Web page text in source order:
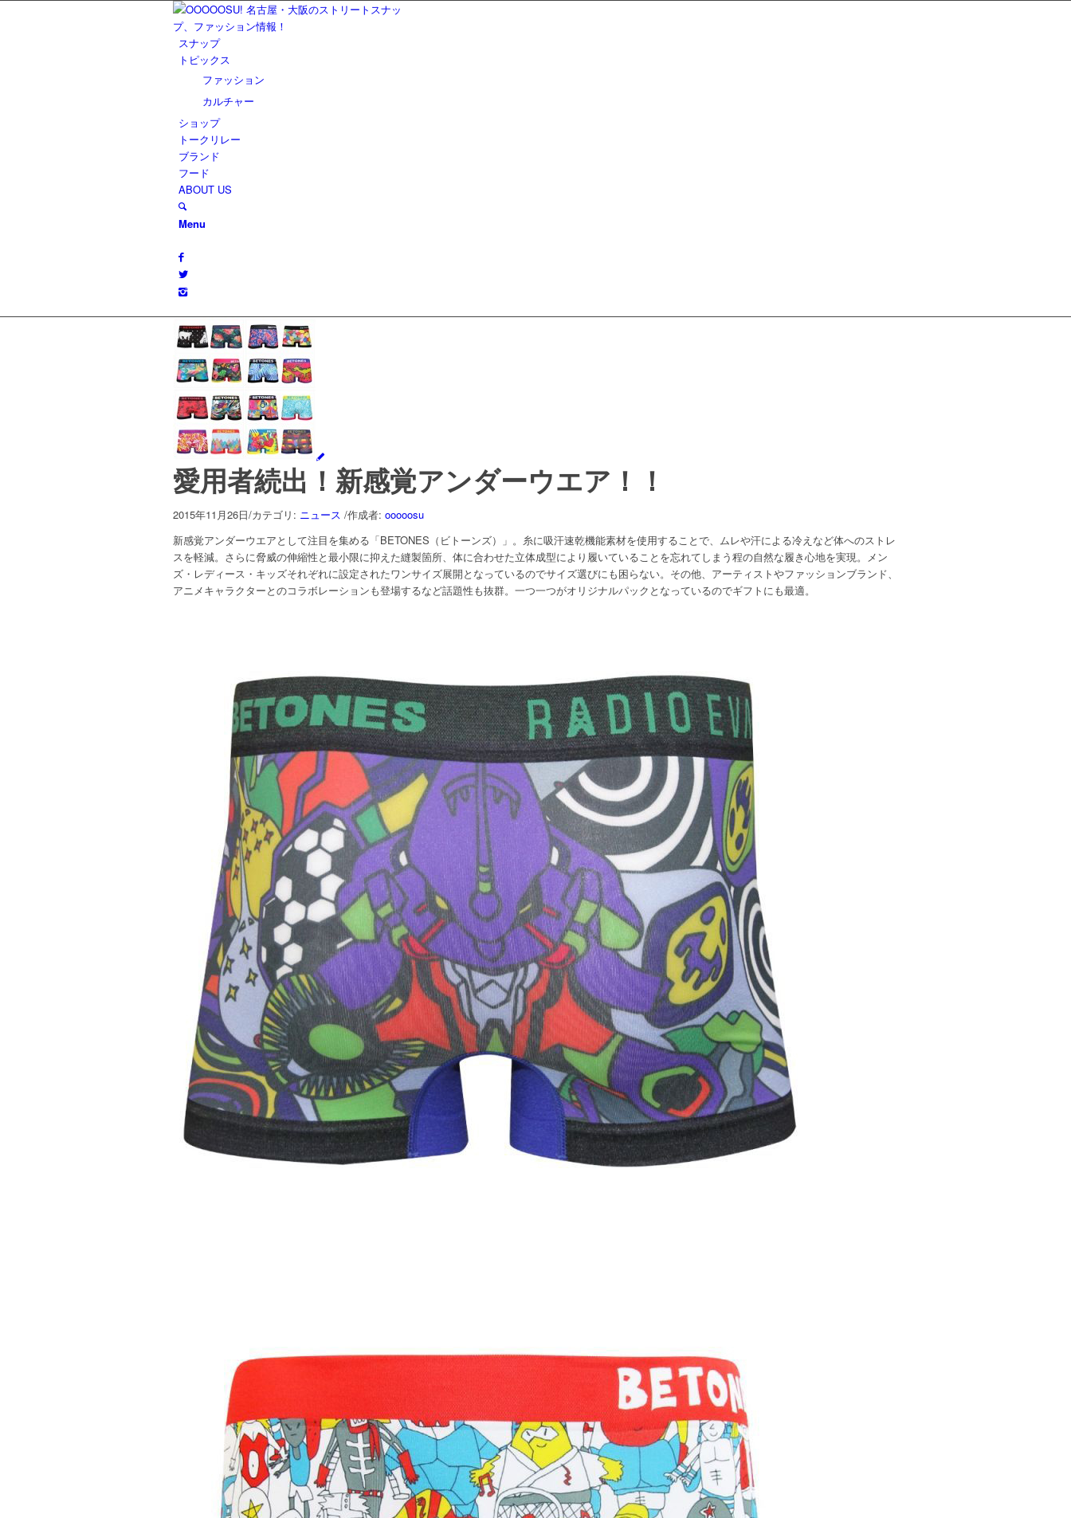
スナップ
トピックス
ファッション
カルチャー
ショップ
トークリレー
ブランド
フード
ABOUT US
Menu
愛用者続出！新感覚アンダーウエア！！
2015年11月26日/カテゴリ: ニュース /作成者: ooooosu
新感覚アンダーウエアとして注目を集める「BETONES（ビトーンズ）」。糸に吸汗速乾機能素材を使用することで、ムレや汗による冷えなど体へのストレ
スを軽減。さらに脅威の伸縮性と最小限に抑えた縫製箇所、体に合わせた立体成型により履いていることを忘れてしまう程の自然な履き心地を実現。メン
ズ・レディース・キッズそれぞれに設定されたワンサイズ展開となっているのでサイズ選びにも困らない。その他、アーティストやファッションブランド、
アニメキャラクターとのコラボレーションも登場するなど話題性も抜群。一つ一つがオリジナルパックとなっているのでギフトにも最適。